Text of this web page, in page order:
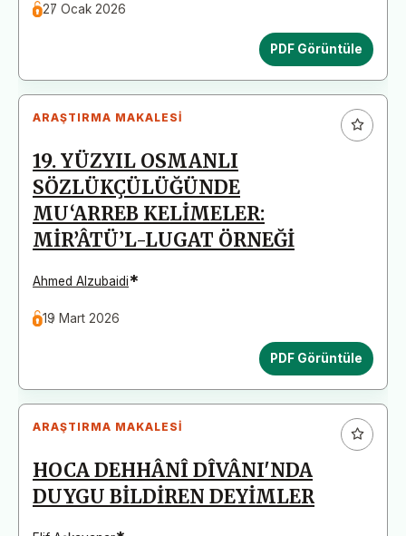
27 Ocak 2026
PDF Görüntüle
ARAŞTIRMA MAKALESI
19. YÜZYIL OSMANLI
SÖZLÜKÇÜLÜĞÜNDE
MU‘ARREB KELİMELER:
MİR’ÂTÜ’L-LUGAT ÖRNEĞİ
Ahmed Alzubaidi*
19 Mart 2026
PDF Görüntüle
ARAŞTIRMA MAKALESI
HOCA DEHHÂNÎ DÎVÂNI'NDA
DUYGU BİLDİREN DEYİMLER